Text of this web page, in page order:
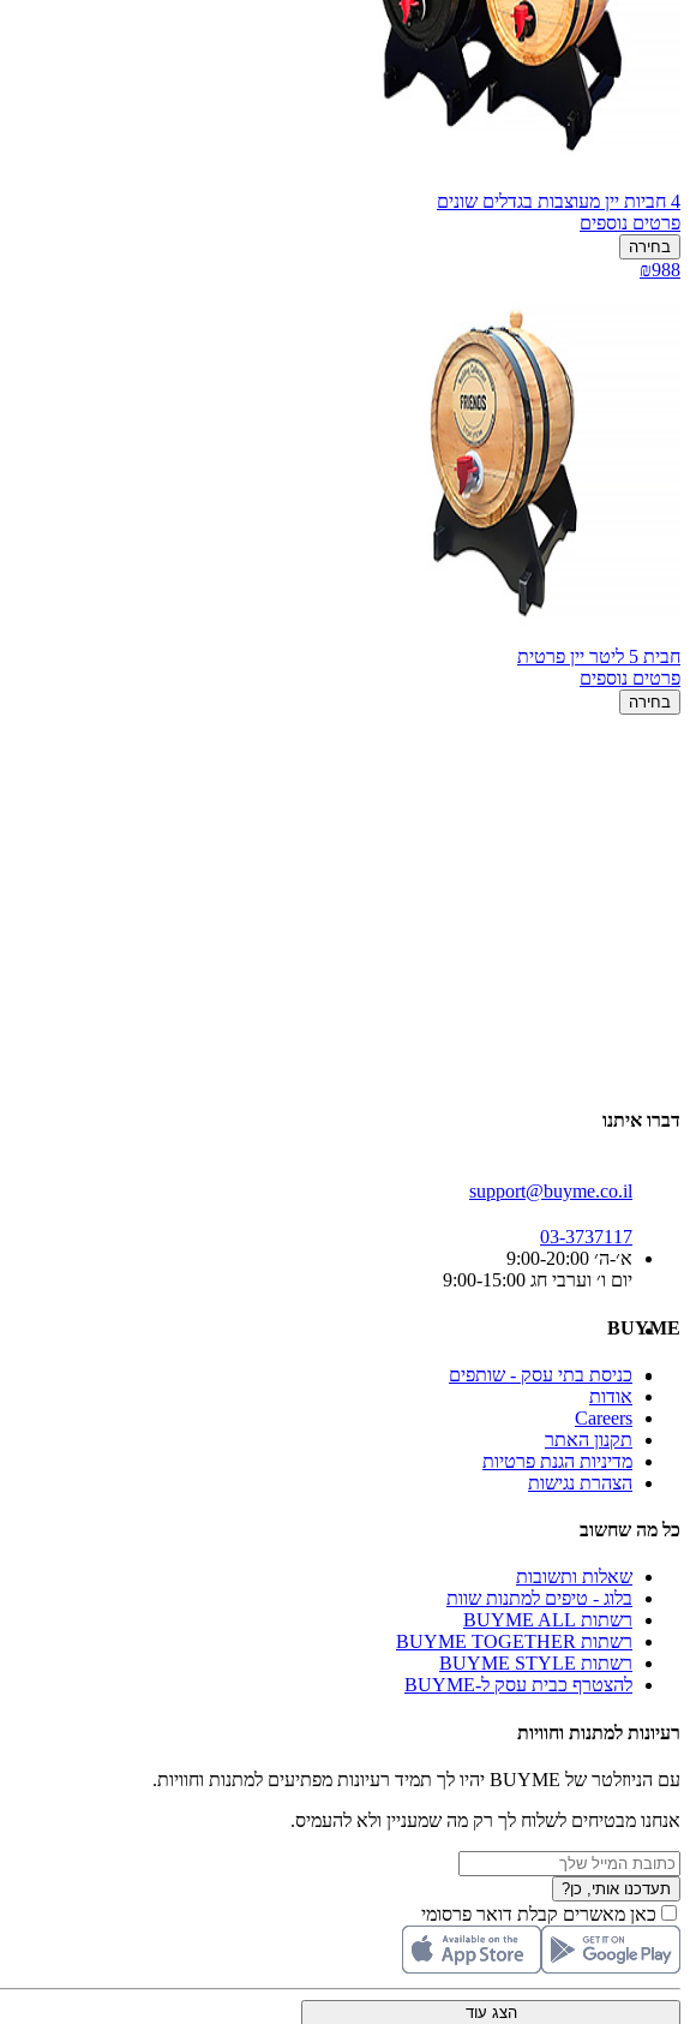
4 חביות יין מעוצבות בגדלים שונים
פרטים נוספים
בחירה
₪988
חבית 5 ליטר יין פרטית
פרטים נוספים
בחירה
דברו איתנו
support@buyme.co.il
03-3737117
א׳-ה׳ 9:00-20:00
יום ו׳ וערבי חג 9:00-15:00
BUYME
כניסת בתי עסק - שותפים
אודות
Careers
תקנון האתר
מדיניות הגנת פרטיות
הצהרת נגישות
כל מה שחשוב
שאלות ותשובות
בלוג - טיפים למתנות שוות
רשתות BUYME ALL
רשתות BUYME TOGETHER
רשתות BUYME STYLE
להצטרף כבית עסק ל-BUYME
רעיונות למתנות וחוויות
עם הניוזלטר של BUYME יהיו לך תמיד רעיונות מפתיעים למתנות וחוויות.
אנחנו מבטיחים לשלוח לך רק מה שמעניין ולא להעמיס.
תעדכנו אותי, כן?
כאן מאשרים קבלת דואר פרסומי
הצג עוד